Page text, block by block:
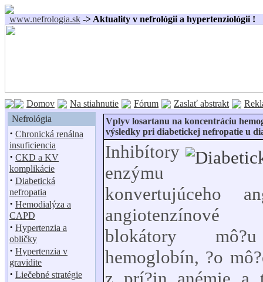
www.nefrologia.sk -> Aktuality v nefrológii a hypertenziológii !
Domov Na stiahnutie Fórum Zaslať abstrakt
Nefrológia
· Chronická renálna
insuficiencia
· CKD a KV
komplikácie
· Diabetická
nefropatia
· Hemodialýza a
CAPD
· Hypertenzia a
obličky
· Hypertenzia v
gravidite
· Liečebné stratégie
Vplyv losartanu na koncentráciu
výsledky pri diabetickej nefropatie u
Inhibítory
enzýmu
konvertujúceho
angiotenzínové
blokátory
hemoglobín, ?o